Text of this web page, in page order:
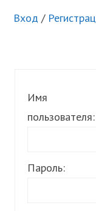
Вход /
Имя
пользователя:
Пароль: